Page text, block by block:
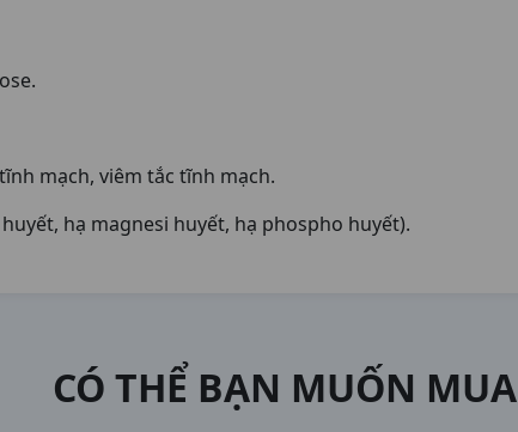
mạch, viêm tắc tĩnh mạch.
hạ magnesi huyết, hạ phospho huyết).
CÓ THỂ BẠN MUỐN MUA